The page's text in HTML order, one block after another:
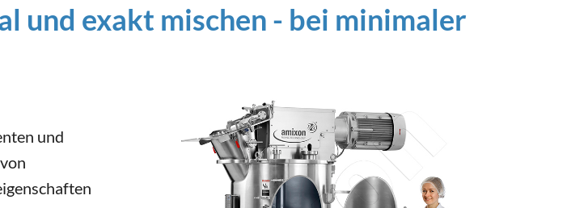
und exakt mischen - bei minimaler
und